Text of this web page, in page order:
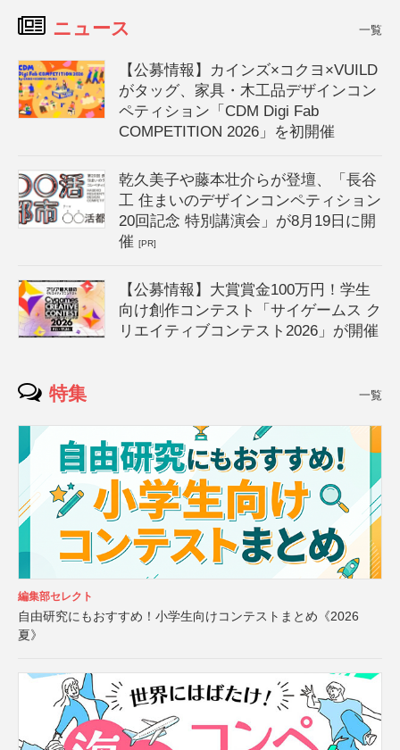
ニュース 一覧
【公募情報】カインズ×コクヨ×VUILD
がタッグ、家具・木工品デザインコン
ペティション「CDM Digi Fab
COMPETITION 2026」を初開催
乾久美子や藤本壮介らが登壇、「長谷
工 住まいのデザインコンペティション
20回記念 特別講演会」が8月19日に開
催[PR]
【公募情報】大賞賞金100万円！学生
向け創作コンテスト「サイゲームス ク
リエイティブコンテスト2026」が開催
特集 一覧
編集部セレクト
自由研究にもおすすめ！小学生向けコンテストまとめ《2026
夏》